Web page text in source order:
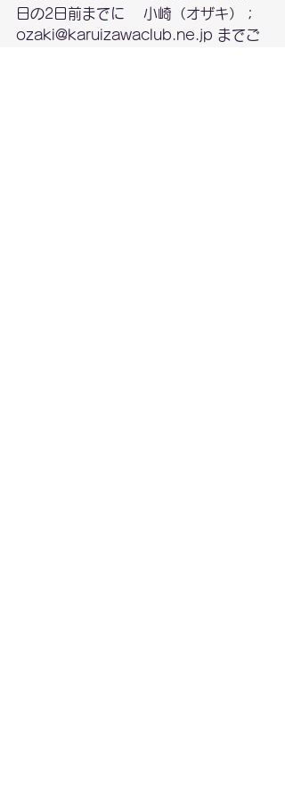
日の2日前までに 　小崎（オザキ）；
ozaki@karuizawaclub.ne.jp までご